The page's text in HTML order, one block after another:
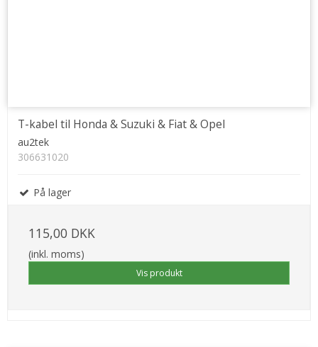
T-kabel til Honda & Suzuki & Fiat & Opel
au2tek
306631020
På lager
115,00 DKK
(inkl. moms)
Vis produkt